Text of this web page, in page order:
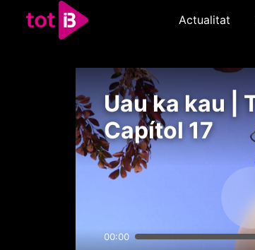
Actualitat
Uau ka kau |
Capítol 17
00:00